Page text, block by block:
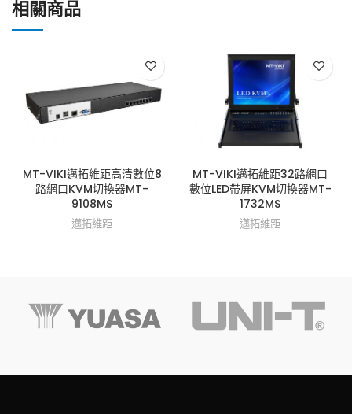
相關商品
MT-VIKI邁拓維距高清數位8
路網口KVM切換器MT-
9108MS
邁拓維距
MT-VIKI邁拓維距32路網口
數位LED帶屏KVM切換器MT-
1732MS
邁拓維距